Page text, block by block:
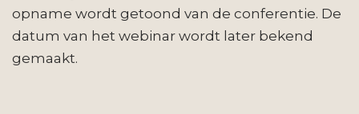
opname wordt getoond van de conferentie. De
datum van het webinar wordt later bekend
gemaakt.